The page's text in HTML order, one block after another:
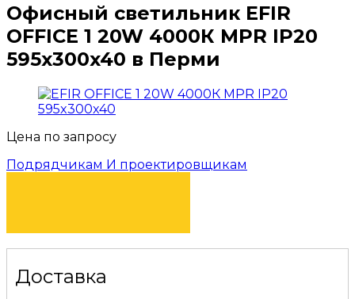
Офисный светильник EFIR
OFFICE 1 20W 4000К MPR IP20
595x300x40 в Перми
Цена по запросу
Подрядчикам И проектировщикам
Доставка